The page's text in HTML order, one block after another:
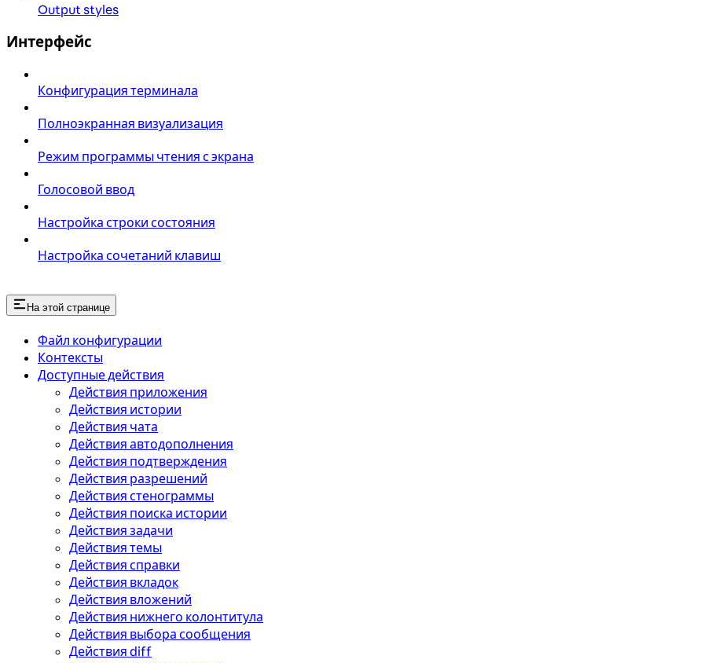
Output styles
Интерфейс
Конфигурация терминала
Полноэкранная визуализация
Режим программы чтения с экрана
Голосовой ввод
Настройка строки состояния
Настройка сочетаний клавиш
На этой странице
Файл конфигурации
Контексты
Доступные действия
Действия приложения
Действия истории
Действия чата
Действия автодополнения
Действия подтверждения
Действия разрешений
Действия стенограммы
Действия поиска истории
Действия задачи
Действия темы
Действия справки
Действия вкладок
Действия вложений
Действия нижнего колонтитула
Действия выбора сообщения
Действия diff